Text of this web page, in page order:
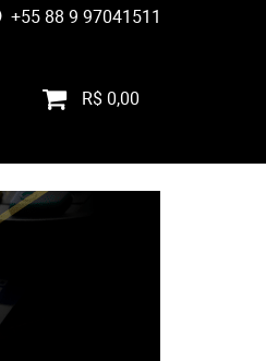
+55 88 9 97041511
R$ 0,00